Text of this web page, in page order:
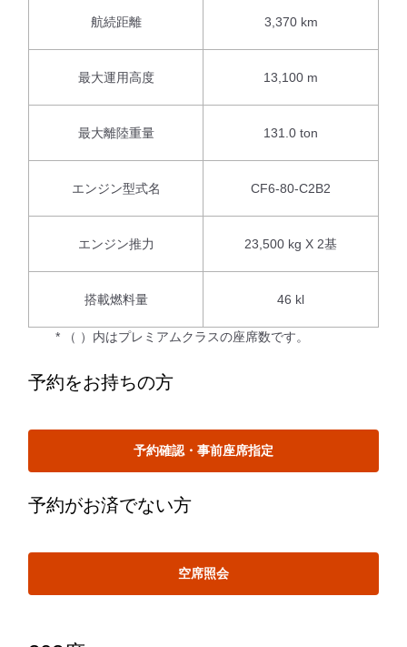
航続距離 3,370 km
最大運用高度 13,100 m
最大離陸重量 131.0 ton
エンジン型式名 CF6-80-C2B2
エンジン推力 23,500 kg X 2基
搭載燃料量 46 kl
* （ ）内はプレミアムクラスの座席数です。
予約をお持ちの方
予約確認・事前座席指定
予約がお済でない方
空席照会